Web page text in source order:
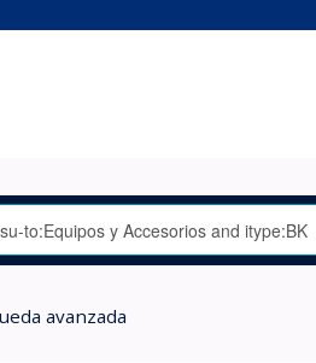
avanzada